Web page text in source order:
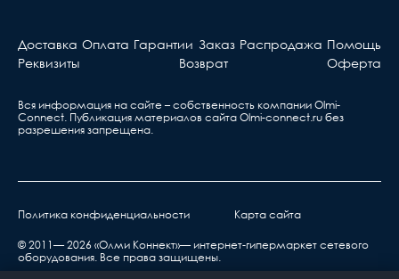
Доставка Оплата Гарантии Заказ Распродажа Помощь
Реквизиты
Возврат Оферта
Вся информация на сайте – собственность компании Olmi-
Сonnect. Публикация материалов сайта Olmi-connect.ru без
разрешения запрещена.
Политика конфиденциальности Карта сайта
© 2011— 2026 «Олми Коннект»— интернет-гипермаркет сетевого
оборудования. Все права защищены.